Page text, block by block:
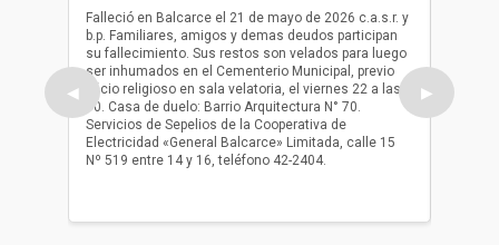
◀
Falleció en Balcarce el 21 de mayo de 2026 c.a.s.r. y
b.p. Familiares, amigos y demas deudos participan
su fallecimiento. Sus restos son velados para luego
ser inhumados en el Cementerio Municipal, previo
oficio religioso en sala velatoria, el viernes 22 a las
10. Casa de duelo: Barrio Arquitectura N° 70.
Servicios de Sepelios de la Cooperativa de
Electricidad «General Balcarce» Limitada, calle 15
Nº 519 entre 14 y 16, teléfono 42-2404.
ser
oficio
▶